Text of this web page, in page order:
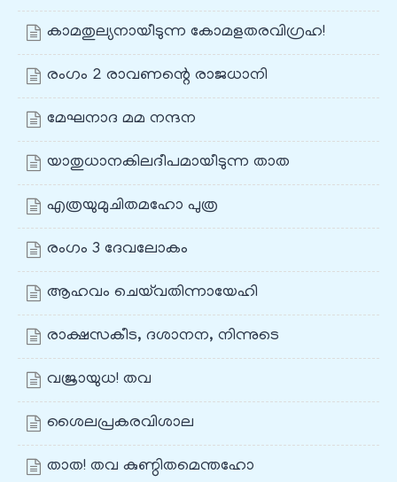
കാമതുല്യനായീടുന്ന കോമളതരവിഗ്രഹ!
രംഗം 2 രാവണന്റെ രാജധാനി
മേഘനാദ മമ നന്ദന
യാതുധാനകിലദീപമായീടുന്ന താത
എത്രയുമുചിതമഹോ പുത്ര
രംഗം 3 ദേവലോകം
ആഹവം ചെയ്‌വതിന്നായേഹി
രാക്ഷസകീട, ദശാനന, നിന്നുടെ
വജ്രായുധ! തവ
ശൈലപ്രകരവിശാല
താത! തവ കുണ്ഠിതമെന്തഹോ